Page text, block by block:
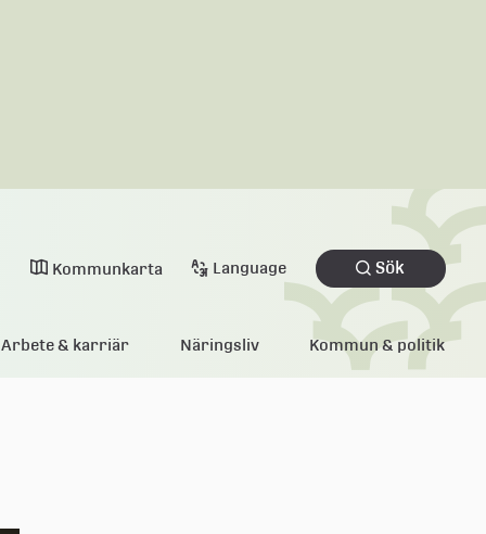
Kommunkarta Language Sök
Arbete & karriär Näringsliv Kommun & politik